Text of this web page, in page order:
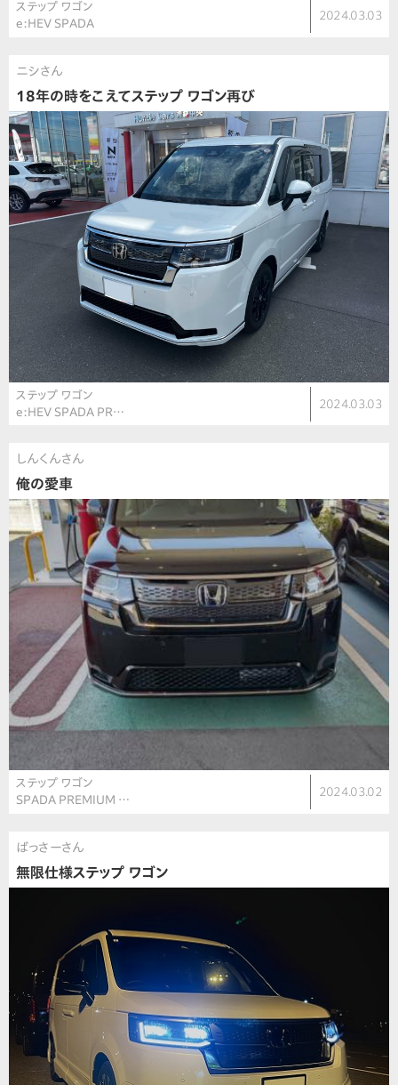
ステップ ワゴン
e:HEV SPADA
2024.03.03
ニシさん
18年の時をこえてステップ ワゴン再び
ステップ ワゴン
e:HEV SPADA PR…
2024.03.03
しんくんさん
俺の愛車
ステップ ワゴン
SPADA PREMIUM …
2024.03.02
ばっさーさん
無限仕様ステップ ワゴン